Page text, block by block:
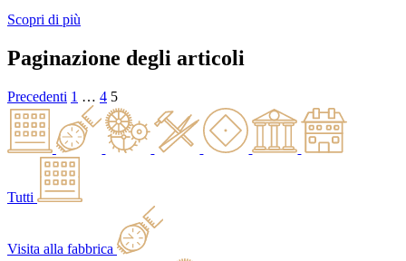
Scopri di più
Paginazione degli articoli
Precedenti 1 … 4 5
Tutti
Visita alla fabbrica